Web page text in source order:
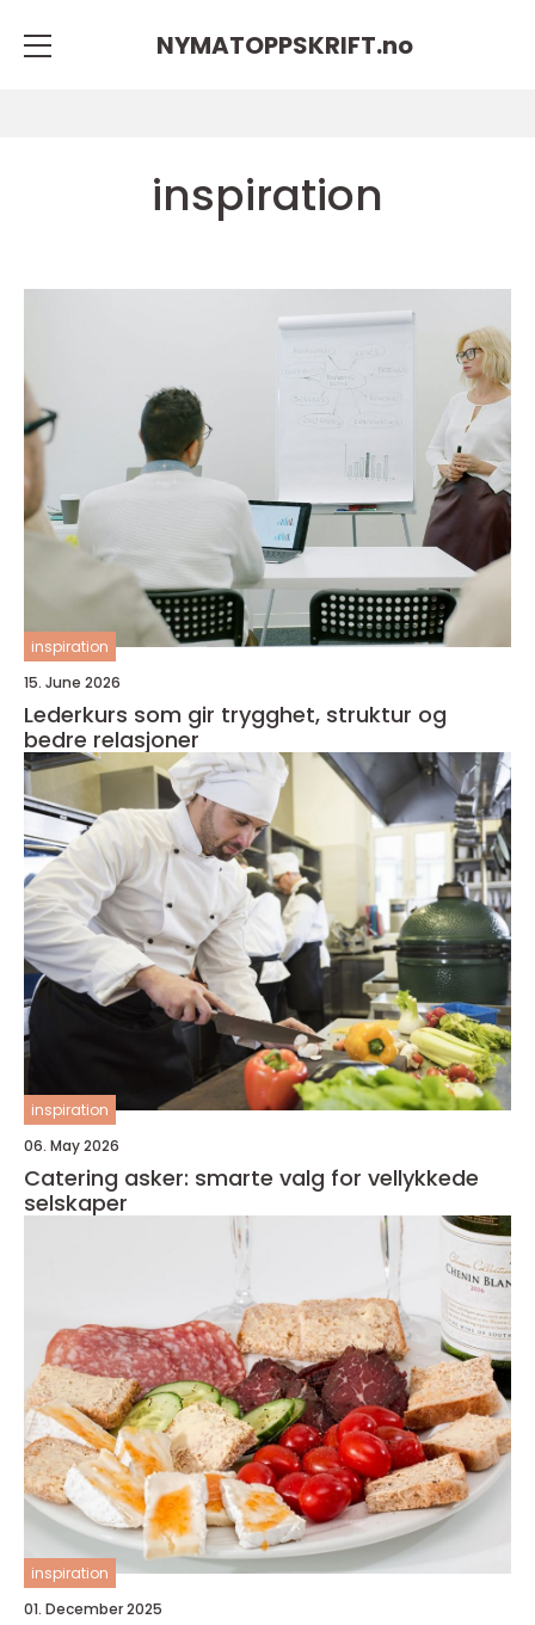
NYMATOPPSKRIFT.no
inspiration
inspiration
15. June 2026
Lederkurs som gir trygghet, struktur og
bedre relasjoner
inspiration
06. May 2026
Catering asker: smarte valg for vellykkede
selskaper
inspiration
01. December 2025